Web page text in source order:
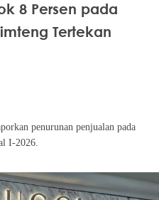
8 Persen pada
Tertekan
penurunan penjualan pada
I-2026.